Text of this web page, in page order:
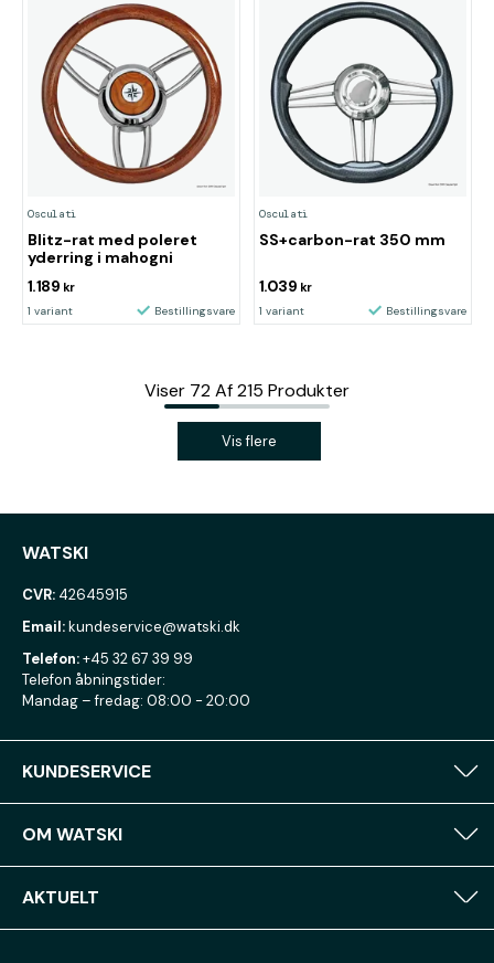
Osculati
Blitz-rat med poleret
yderring i mahogni
1.189 kr
1 variant Bestillingsvare
Osculati
SS+carbon-rat 350 mm
1.039 kr
1 variant Bestillingsvare
Viser 72Af215 Produkter
Vis flere
WATSKI
CVR: 42645915
Email:kundeservice@watski.dk
Telefon:+45 32 67 39 99
Telefon åbningstider:
Mandag – fredag: 08:00 - 20:00
KUNDESERVICE
OM WATSKI
AKTUELT